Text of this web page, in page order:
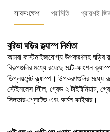
সারসংক্ষেপ পরামিতি প্রায়শই
বুরিভা ঘড়ির ক্ল্যাস্প নির্মাতা
আমরা কাস্টমাইজযোগ্য উপকরণসহ ঘড়ির
বিকল্পগুলির মধ্যে রয়েছে মাল্টি-ফাংশন
ডিপ্লয়মেন্ট ক্ল্যাস্প। উপকরণগুলির
স্টেইনলেস স্টিল, গ্রেড ২ টাইটানিয়াম,
সিলভার-প্লেটেড এবং কার্বন ফাইবার।